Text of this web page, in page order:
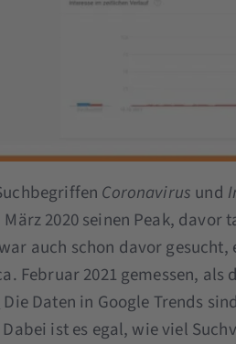
Coronavirus und
2020 seinen Peak, davor
auch schon davor
Februar 2021 gemessen,
Die Daten in Google Trends
ist es egal, wie viel